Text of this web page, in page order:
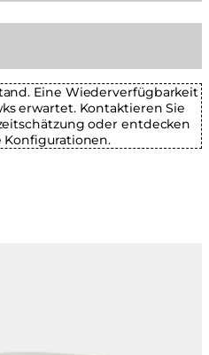
Eine Wiederverfügbarkeit
erwartet. Kontaktieren Sie
oder entdecken
Konfigurationen.